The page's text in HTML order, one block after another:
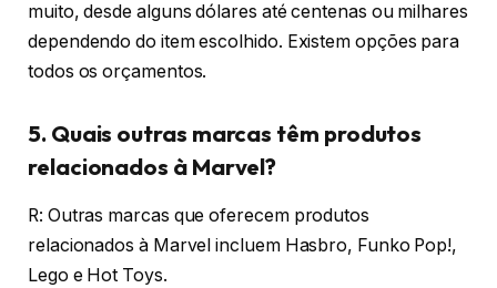
muito, desde alguns dólares até centenas ou milhares
dependendo do item escolhido. Existem opções para
todos os orçamentos.
5. Quais outras marcas têm produtos
relacionados à Marvel?
R: Outras marcas que oferecem produtos
relacionados à Marvel incluem Hasbro, Funko Pop!,
Lego e Hot Toys.